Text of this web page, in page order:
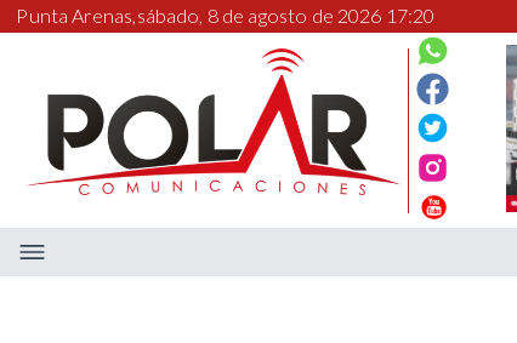
Punta Arenas,sábado, 8 de agosto de 2026 17:20